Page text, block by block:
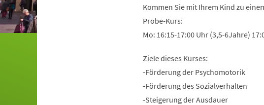
Kommen Sie mit Ihrem Kind zu
Probe-Kurs:
Mo: 16:15-17:00 Uhr (3,5-6Jahre)
Ziele dieses Kurses:
-Förderung der Psychomotorik
-Förderung des Sozialverhalten
-Steigerung der Ausdauer